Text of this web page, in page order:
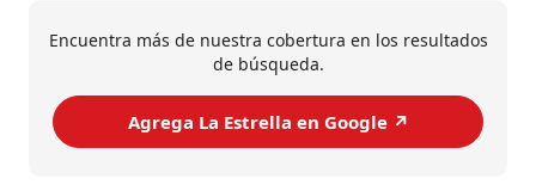
Encuentra más de nuestra cobertura en los resultados
de búsqueda.
Agrega La Estrella en Google ↗️